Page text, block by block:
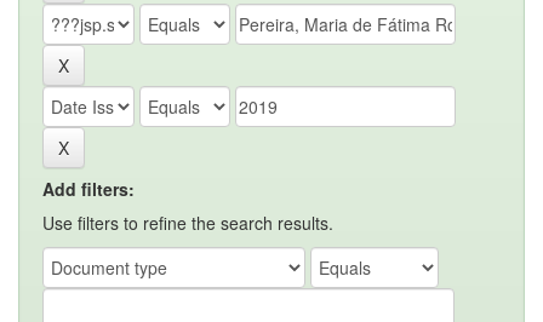
Add filters:
Use filters to refine the search results.